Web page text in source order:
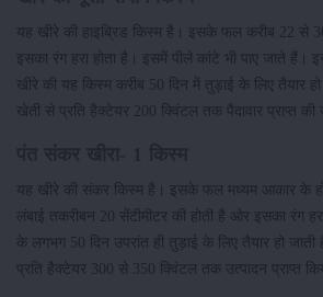
यह खीरे की हाइब्रिड किस्म है। इसके फल करीब 22 से
इसका रंग हरा होता है। इसमें पीले कांटे भी पाए जाते हैं।
खीरे की यह किस्म करीब 50 दिन में तुड़ाई के लिए तैयार
खेती से प्रति हैक्टेयर 200 क्विंटल तक पैदावार प्राप्त की
यह खीरे की संकर किस्म है। इसके फल मध्यम आकार के
लंबाई तकरीबन 20 सेंटीमीटर की होती है ओर इसका रंग
के लगभग 50 दिन उपरांत ही तुड़ाई के लिए तैयार हो
प्रति हैक्टेयर 300 से 350 क्विंटल तक उत्पादन प्राप्त